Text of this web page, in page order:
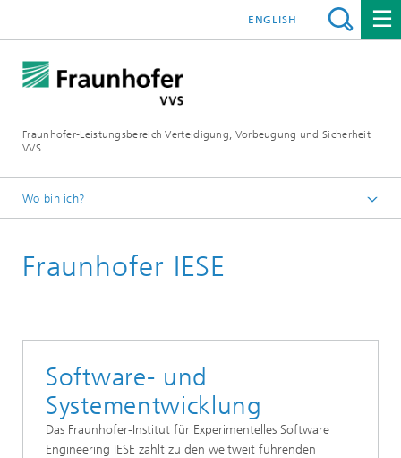
Fraunhofer-Leistungsbereich Verteidigung, Vorbeugung und Sicherheit
VVS
ENGLISH
Wo bin ich?
Mitgliedsinstitute
Fraunhofer IESE
Software- und
Systementwicklung
Das Fraunhofer-Institut für Experimentelles Software
Engineering IESE zählt zu den weltweit führenden